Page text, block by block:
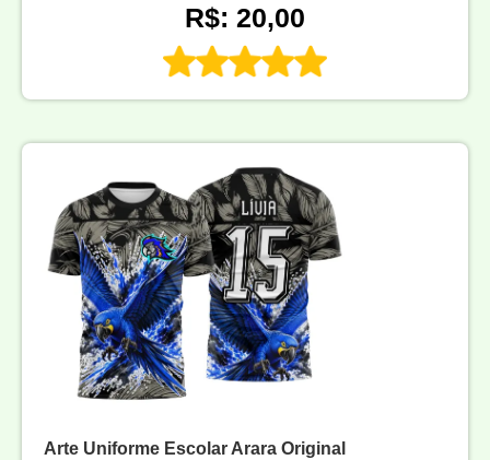
R$: 20,00
Arte Uniforme Escolar Arara Original